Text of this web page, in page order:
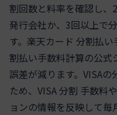
割回数と料率を確認し
発行会社か、3回以上で
す。楽天カード 分割払
割払い手数料計算の公式
誤差が減ります。VISA
ため、VISA 分割 手数料
ョンの情報を反映して